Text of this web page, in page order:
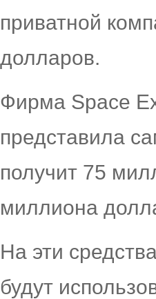
приватной
долларов.
Фирма Space
представила
получит 75
миллиона
На эти
будут